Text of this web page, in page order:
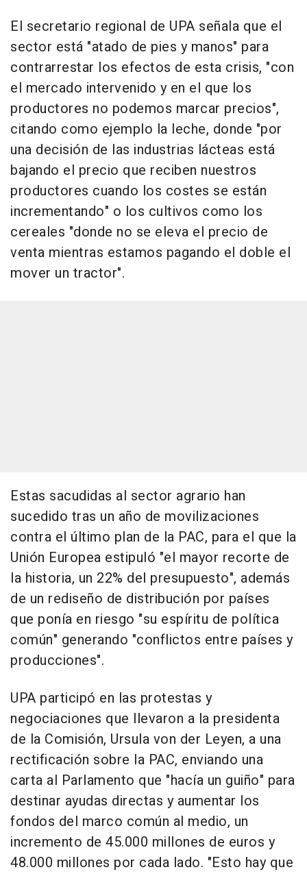
El secretario regional de UPA señala que el
sector está "atado de pies y manos" para
contrarrestar los efectos de esta crisis, "con
el mercado intervenido y en el que los
productores no podemos marcar precios",
citando como ejemplo la leche, donde "por
una decisión de las industrias lácteas está
bajando el precio que reciben nuestros
productores cuando los costes se están
incrementando" o los cultivos como los
cereales "donde no se eleva el precio de
venta mientras estamos pagando el doble el
mover un tractor".
Estas sacudidas al sector agrario han
sucedido tras un año de movilizaciones
contra el último plan de la PAC, para el que la
Unión Europea estipuló "el mayor recorte de
la historia, un 22% del presupuesto", además
de un rediseño de distribución por países
que ponía en riesgo "su espíritu de política
común" generando "conflictos entre países y
producciones".
UPA participó en las protestas y
negociaciones que llevaron a la presidenta
de la Comisión, Ursula von der Leyen, a una
rectificación sobre la PAC, enviando una
carta al Parlamento que "hacía un guiño" para
destinar ayudas directas y aumentar los
fondos del marco común al medio, un
incremento de 45.000 millones de euros y
48.000 millones por cada lado. "Esto hay que